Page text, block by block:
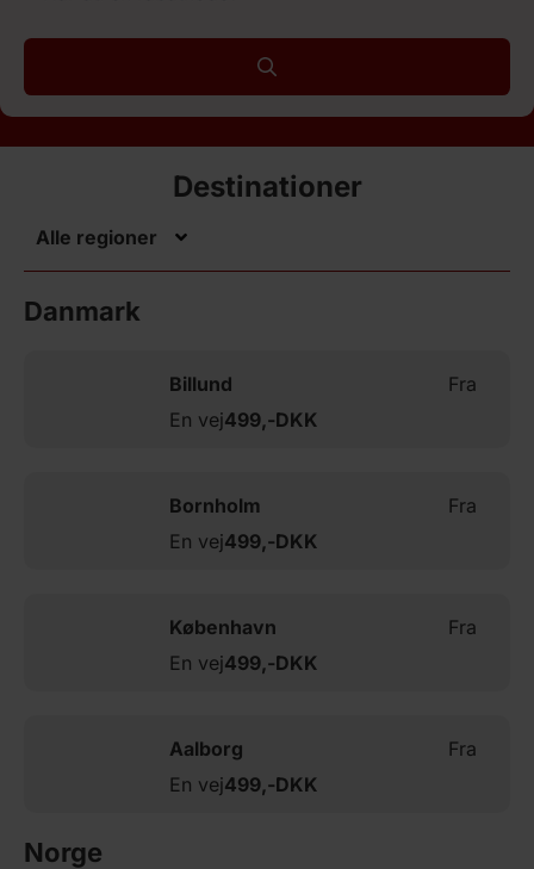
Destinationer
Alle regioner
Danmark
Billund
Fra
En vej499,-DKK
Bornholm
Fra
En vej499,-DKK
København
Fra
En vej499,-DKK
Aalborg
Fra
En vej499,-DKK
Norge